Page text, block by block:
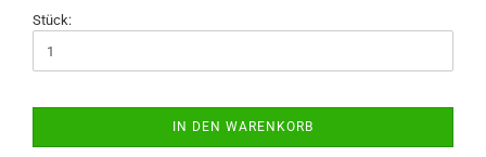
Stück:
IN DEN WARENKORB